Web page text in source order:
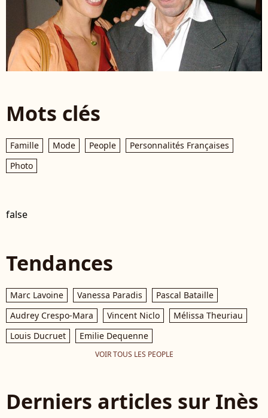
Mots clés
Famille Mode People
Personnalités Françaises
Photo
false
Tendances
Marc Lavoine Vanessa Paradis
Pascal Bataille
Audrey Crespo-Mara
Vincent Niclo
Mélissa Theuriau
Louis Ducruet
Emilie Dequenne
VOIR TOUS LES PEOPLE
Derniers articles sur Inès